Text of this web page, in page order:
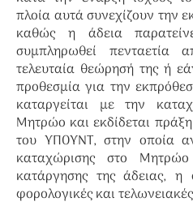
πλοία αυτά συνεχίζουν την
καθώς η άδεια
συμπληρωθεί
τελευταία θεώρησή της ή
προθεσμία για την
καταργείται με την
Μητρώο και εκδίδεται
του ΥΠΟΥΝΤ, στην οποία
καταχώρισης στο
κατάργησης της άδειας, η
φορολογικές και